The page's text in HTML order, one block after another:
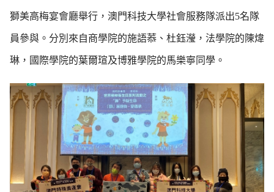
獅美高梅宴會廳舉行，澳門科技大學社會服務隊派出5名隊
員參與。分別來自商學院的施語菾、杜鈺瀅，法學院的陳煒
琳，國際學院的葉爾瑄及博雅學院的馬樂寧同學。